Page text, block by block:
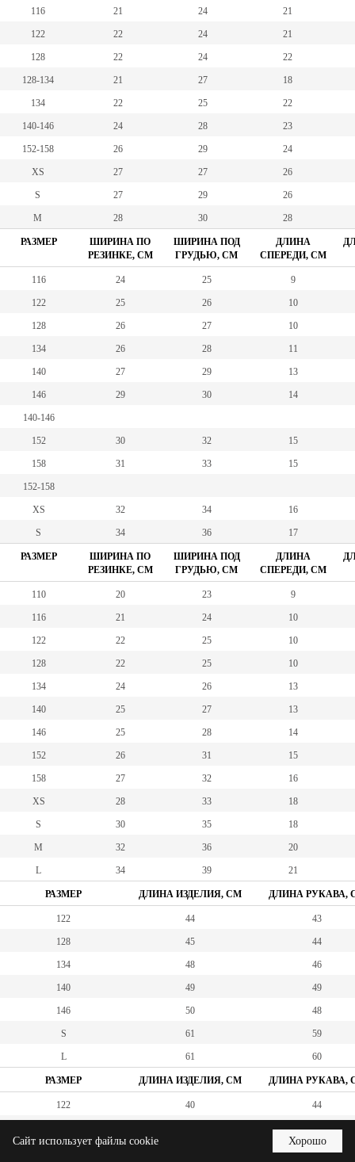
116 21 24 21
122 22 24 21
128 22 24 22
128-134 21 27 18
134 22 25 22
140-146 24 28 23
152-158 26 29 24
XS 27 27 26
S 27 29 26
M 28 30 28
РАЗМЕР
ШИРИНА ПО
РЕЗИНКЕ, СМ
ШИРИНА ПОД
ГРУДЬЮ, СМ
ДЛИНА
СПЕРЕДИ, СМ
116 24 25 9
122 25 26 10
128 26 27 10
134 26 28 11
140 27 29 13
146 29 30 14
140-146
152 30 32 15
158 31 33 15
152-158
XS 32 34 16
S 34 36 17
РАЗМЕР
ШИРИНА ПО
РЕЗИНКЕ, СМ
ШИРИНА ПОД
ГРУДЬЮ, СМ
ДЛИНА
СПЕРЕДИ, СМ
110 20 23 9
116 21 24 10
122 22 25 10
128 22 25 10
134 24 26 13
140 25 27 13
146 25 28 14
152 26 31 15
158 27 32 16
XS 28 33 18
S 30 35 18
M 32 36 20
L 34 39 21
РАЗМЕР ДЛИНА ИЗДЕЛИЯ, СМ ДЛИНА РУКАВА,
122 44 43
128 45 44
134 48 46
140 49 49
146 50 48
S 61 59
L 61 60
РАЗМЕР ДЛИНА ИЗДЕЛИЯ, СМ ДЛИНА РУКАВА,
122 40 44
45
49
Сайт использует файлы cookie Хорошо